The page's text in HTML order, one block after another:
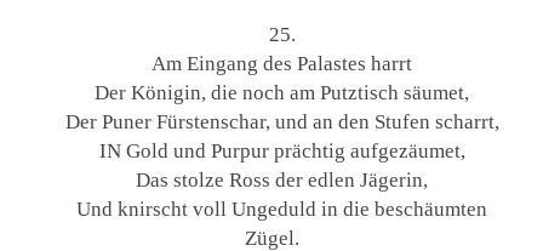
25.
Am Eingang des Palastes harrt
Der Königin, die noch am Putztisch säumet,
Der Puner Fürstenschar, und an den Stufen scharrt,
IN Gold und Purpur prächtig aufgezäumet,
Das stolze Ross der edlen Jägerin,
Und knirscht voll Ungeduld in die beschäumten
Zügel.